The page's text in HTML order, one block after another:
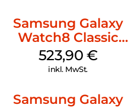
Samsung Galaxy
Watch8 Classic
White
523,90 €
inkl. MwSt.
Samsung Galaxy